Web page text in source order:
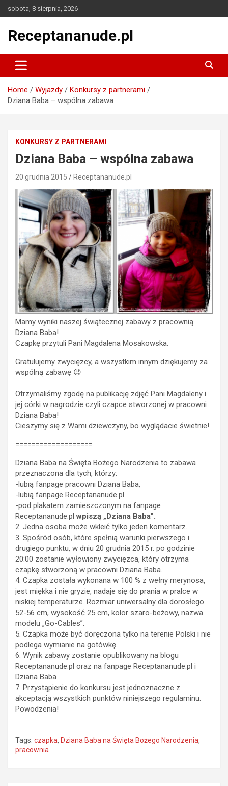
to
sobota, 8 sierpnia, 2026
Receptananude.pl
Home Wyjazdy
Konkursy z partnerami
Dziana Baba – wspólna zabawa
KONKURSY Z PARTNERAMI
Dziana Baba – wspólna zabawa
20 grudnia 2015 Receptananude.pl
Mamy wyniki naszej świątecznej zabawy z pracownią
Dziana Baba!
Czapkę przytuli Pani Magdalena Mosakowska.
Gratulujemy zwycięzcy, a wszystkim innym dziękujemy za
wspólną zabawę 😉
Otrzymaliśmy zgodę na publikację zdjęć Pani Magdaleny i
jej córki w nagrodzie czyli czapce stworzonej w pracowni
Dziana Baba!
Cieszymy się z Wami dziewczyny, bo wyglądacie świetnie!
===================
Dziana Baba na Święta Bożego Narodzenia to zabawa
przeznaczona dla tych, którzy:
-lubią fanpage pracowni Dziana Baba,
-lubią fanpage Receptananude.pl
-pod plakatem zamieszczonym na fanpage
Receptananude.plwpiszą „Dziana Baba”.
2. Jedna osoba może wkleić tylko jeden komentarz.
3. Spośród osób, które spełnią warunki pierwszego i
drugiego punktu, w dniu 20 grudnia 2015 r. po godzinie
20:00 zostanie wyłowiony zwycięzca, który otrzyma
czapkę stworzoną w pracowni Dziana Baba.
4. Czapka została wykonana w 100 % z wełny merynosa,
jest miękka i nie gryzie, nadaje się do prania w pralce w
niskiej temperaturze. Rozmiar uniwersalny dla dorosłego
52-56 cm, wysokość 25 cm, kolor szaro-beżowy, nazwa
modelu „Go-Cables”.
5. Czapka może być doręczona tylko na terenie Polski i nie
podlega wymianie na gotówkę.
6. Wynik zabawy zostanie opublikowany na blogu
Receptananude.pl oraz na fanpage Receptananude.pl i
Dziana Baba
7. Przystąpienie do konkursu jest jednoznaczne z
akceptacją wszystkich punktów niniejszego regulaminu.
Powodzenia!
Tags: czapka, Dziana Baba na Święta Bożego Narodzenia,
pracownia